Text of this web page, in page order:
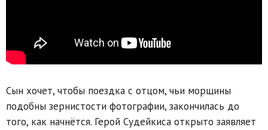
Сын хочет, чтобы поездка с отцом, чьи морщины
подобны зернистости фотографии, закончилась до
того, как начнётся. Герой Судейкиса открыто заявляет